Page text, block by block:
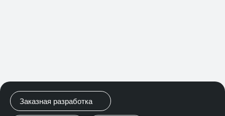
Заказная разработка